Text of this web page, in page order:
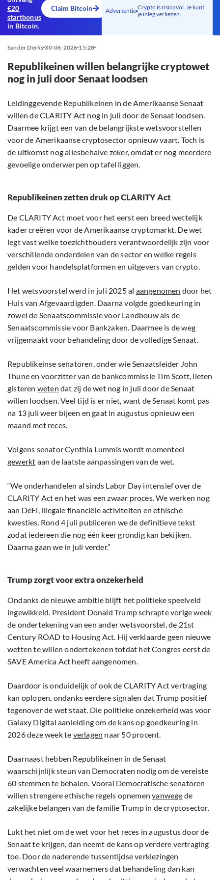
€20
startbonus
in Bitcoin.
Claim Bitcoin Advertentie Crypto is risicovol. Je kunt
je inleg verliezen.
Sander Derks 30-06-2026 15:28
Republikeinen willen belangrijke cryptowet
nog in juli door Senaat loodsen
Leidinggevende Republikeinen in de Amerikaanse Senaat
willen de CLARITY Act nog in juli door de Senaat loodsen.
Daarmee krijgt een van de belangrijkste wetsvoorstellen
voor de Amerikaanse cryptosector opnieuw vaart. Toch is
de uitkomst nog allesbehalve zeker, omdat er nog meerdere
gevoelige onderwerpen op tafel liggen.
Republikeinen zetten druk op CLARITY Act
De CLARITY Act moet voor het eerst een breed wettelijk
kader creëren voor de Amerikaanse cryptomarkt. De wet
legt vast welke toezichthouders verantwoordelijk zijn voor
verschillende onderdelen van de sector en welke regels
gelden voor handelsplatformen en uitgevers van crypto.
Het wetsvoorstel werd in juli 2025 al aangenomen door het
Huis van Afgevaardigden. Daarna volgde goedkeuring in
zowel de Senaatscommissie voor Landbouw als de
Senaatscommissie voor Bankzaken. Daarmee is de weg
vrijgemaakt voor behandeling door de volledige Senaat.
Republikeinse senatoren, onder wie Senaatsleider John
Thune en voorzitter van de bankcommissie Tim Scott, lieten
gisteren weten dat zij de wet nog in juli door de Senaat
willen loodsen. Veel tijd is er niet, want de Senaat komt pas
na 13 juli weer bijeen en gaat in augustus opnieuw een
maand met reces.
Volgens senator Cynthia Lummis wordt momenteel
gewerkt aan de laatste aanpassingen van de wet.
“We onderhandelen al sinds Labor Day intensief over de
CLARITY Act en het was een zwaar proces. We werken nog
aan DeFi, illegale financiële activiteiten en ethische
kwesties. Rond 4 juli publiceren we de definitieve tekst
zodat iedereen die nog één keer grondig kan bekijken.
Daarna gaan we in juli verder.”
Trump zorgt voor extra onzekerheid
Ondanks de nieuwe ambitie blijft het politieke speelveld
ingewikkeld. President Donald Trump schrapte vorige week
de ondertekening van een ander wetsvoorstel, de 21st
Century ROAD to Housing Act. Hij verklaarde geen nieuwe
wetten te willen ondertekenen totdat het Congres eerst de
SAVE America Act heeft aangenomen.
Daardoor is onduidelijk of ook de CLARITY Act vertraging
kan oplopen, ondanks eerdere signalen dat Trump positief
tegenover de wet staat. Die politieke onzekerheid was voor
Galaxy Digital aanleiding om de kans op goedkeuring in
2026 deze week te verlagen naar 50 procent.
Daarnaast hebben Republikeinen in de Senaat
waarschijnlijk steun van Democraten nodig om de vereiste
60 stemmen te behalen. Vooral Democratische senatoren
willen strengere ethische regels opnemenvanwege de
zakelijke belangen van de familie Trump in de cryptosector.
Lukt het niet om de wet voor het reces in augustus door de
Senaat te krijgen, dan neemt de kans op verdere vertraging
toe. Door de naderende tussentijdse verkiezingen
verwachten veel waarnemers dat behandeling dan kan